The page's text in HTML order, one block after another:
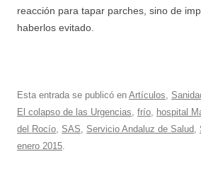
reacción para tapar parches, sino de
haberlos evitado.
Esta entrada se publicó en Artículos
El colapso de las Urgencias frío hospital
del Rocío SAS Servicio Andaluz de Salud
enero 2015